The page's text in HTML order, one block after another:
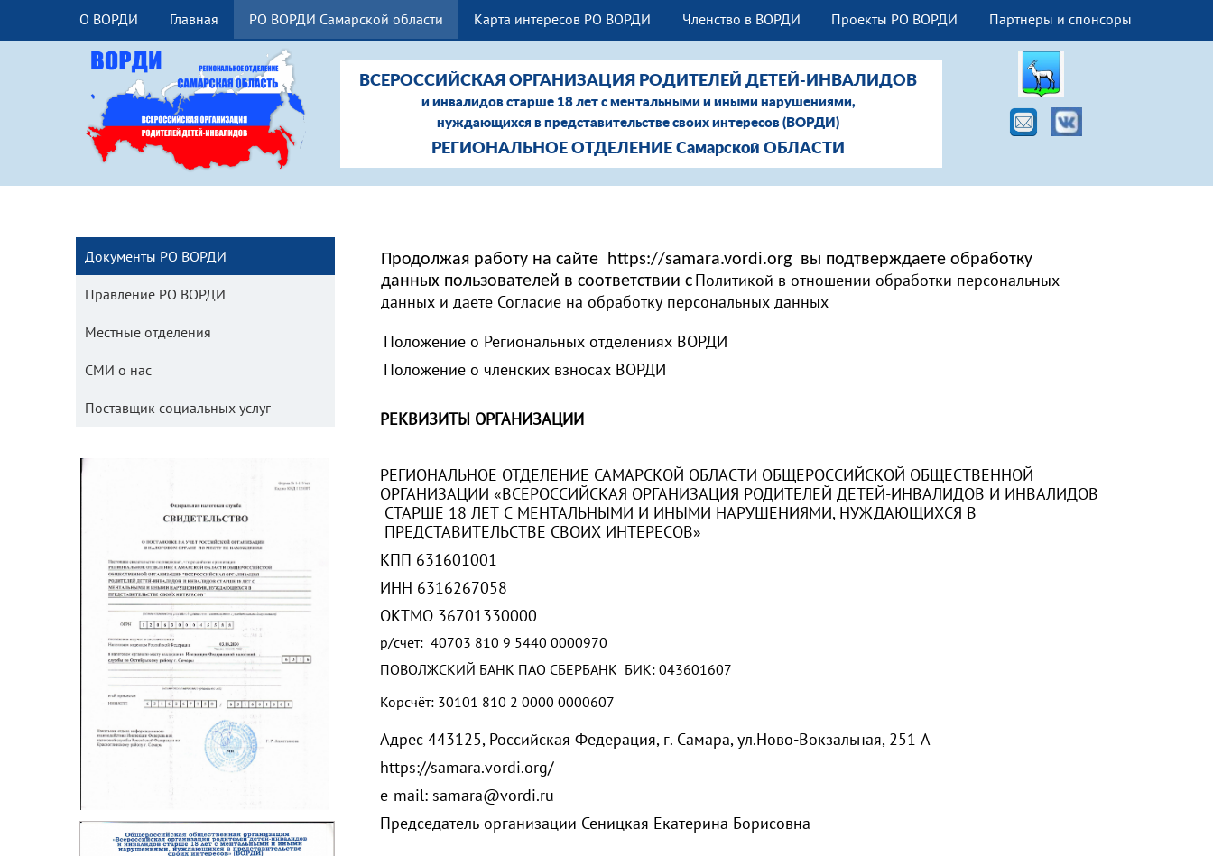
О ВОРДИ Главная РО ВОРДИ Самарской области Карта интересов РО ВОРДИ Членство в ВОРДИ Проекты РО ВОРДИ Партнеры и спонсоры
ВСЕРОССИЙСКАЯ ОРГАНИЗАЦИЯ РОДИТЕЛЕЙ ДЕТЕЙ-ИНВАЛИДОВ
и инвалидов старше 18 лет с ментальными и иными нарушениями,
нуждающихся в представительстве своих интересов (ВОРДИ)
РЕГИОНАЛЬНОЕ ОТДЕЛЕНИЕ Самарской ОБЛАСТИ
Документы РО ВОРДИ
Правление РО ВОРДИ
Местные отделения
СМИ о нас
Поставщик социальных услуг
Положение о Региональных отделениях ВОРДИ
Положение о членских взносах ВОРДИ
РЕКВИЗИТЫ ОРГАНИЗАЦИИ
РЕГИОНАЛЬНОЕ ОТДЕЛЕНИЕ САМАРСКОЙ ОБЛАСТИ ОБЩЕРОССИЙСКОЙ ОБЩЕСТВЕННОЙ
ОРГАНИЗАЦИИ «ВСЕРОССИЙСКАЯ ОРГАНИЗАЦИЯ РОДИТЕЛЕЙ ДЕТЕЙ-ИНВАЛИДОВ И ИНВАЛИДОВ
СТАРШЕ 18 ЛЕТ С МЕНТАЛЬНЫМИ И ИНЫМИ НАРУШЕНИЯМИ, НУЖДАЮЩИХСЯ В
ПРЕДСТАВИТЕЛЬСТВЕ СВОИХ ИНТЕРЕСОВ»
КПП 631601001
ИНН 6316267058
ОКТМО 36701330000
р/счет:40703 810 9 5440 0000970
ПОВОЛЖСКИЙ БАНК ПАО СБЕРБАНК БИК: 043601607
Корсчёт: 30101 810 2 0000 0000607
Адрес 443125, Российская Федерация, г. Самара, ул.Ново-Вокзальная, 251 А
https://samara.vordi.org/
e-mail: samara@vordi.ru
Председатель организации Сеницкая Екатерина Борисовна
Продолжая работу на сайте https://samara.vordi.org вы подтверждаете обработку
данных пользователей в соответствии с Политикой в отношении обработки персональных
данных и даете Согласие на обработку персональных данных